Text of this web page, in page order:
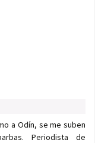
a Odín, se me suben
Periodista de